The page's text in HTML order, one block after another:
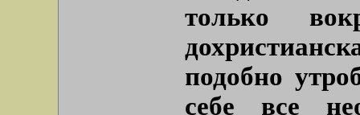
только
подобно
себе все